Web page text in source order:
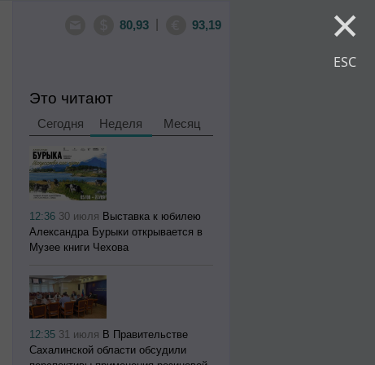
×
ESC
80,93 93,19
Это читают
Сегодня Неделя Месяц
12:36 30 июля Выставка к юбилею
Александра Бурыки открывается в
Музее книги Чехова
12:35 31 июля В Правительстве
Сахалинской области обсудили